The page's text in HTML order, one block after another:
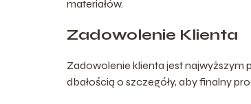
materiałów.
Zadowolenie Klienta
Zadowolenie klienta jest najwyższym
dbałością o szczegóły, aby finalny